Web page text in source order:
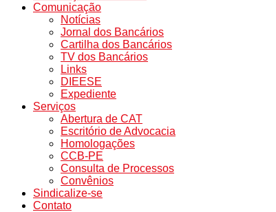
Comunicação
Notícias
Jornal dos Bancários
Cartilha dos Bancários
TV dos Bancários
Links
DIEESE
Expediente
Serviços
Abertura de CAT
Escritório de Advocacia
Homologações
CCB-PE
Consulta de Processos
Convênios
Sindicalize-se
Contato